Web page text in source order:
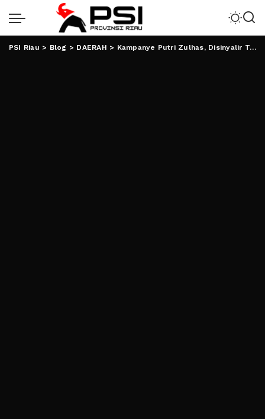
PSI Riau > Blog > DAERAH > Kampanye Putri Zulhas, Disinyalir Tabrak Sejumlah Aturan